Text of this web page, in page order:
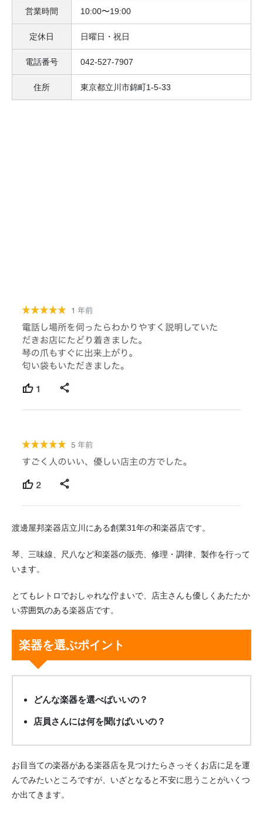
営業時間 10:00〜19:00
定休日 日曜日・祝日
電話番号 042-527-7907
住所 東京都立川市錦町1-5-33
渡邊屋邦楽器店立川にある創業31年の和楽器店です。
琴、三味線、尺八など和楽器の販売、修理・調律、製作を行って
います。
とてもレトロでおしゃれな佇まいで、店主さんも優しくあたたか
い雰囲気のある楽器店です。
楽器を選ぶポイント
どんな楽器を選べばいいの？
店員さんには何を聞けばいいの？
お目当ての楽器がある楽器店を見つけたらさっそくお店に足を運
んでみたいところですが、いざとなると不安に思うことがいくつ
か出てきます。